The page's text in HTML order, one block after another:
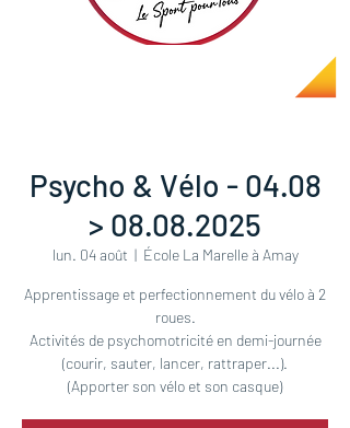
Psycho & Vélo - 04.08
> 08.08.2025
lun. 04 août
  |
École La Marelle à Amay
Apprentissage et perfectionnement du vélo à 2
roues.
Activités de psychomotricité en demi-journée
(courir, sauter, lancer, rattraper...).
(Apporter son vélo et son casque)